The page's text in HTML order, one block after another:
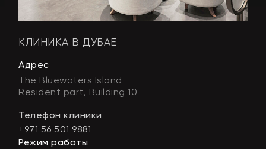
КЛИНИКА В ДУБАЕ
Адрес
The Bluewaters Island
Resident part, Building 10
Телефон клиники
+971 56 501 9881
Режим работы